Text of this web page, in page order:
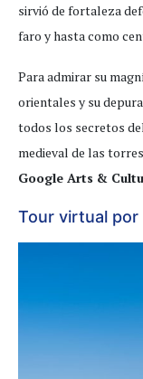
sirvió de fortaleza
faro y hasta como
Para admirar su
orientales y su
todos los secretos
medieval de las
Google Arts &
Tour virtual por